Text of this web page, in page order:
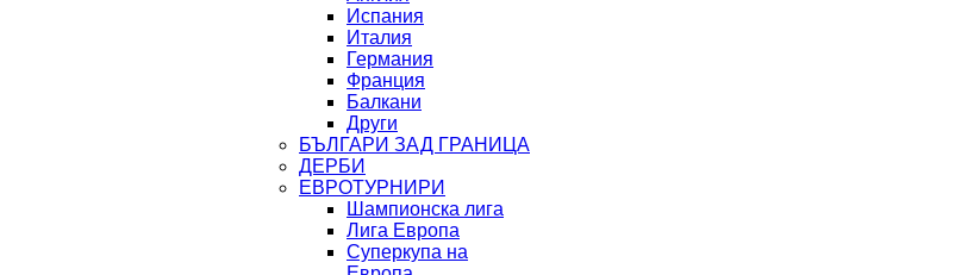
Испания
Италия
Германия
Франция
Балкани
Други
БЪЛГАРИ ЗАД ГРАНИЦА
ДЕРБИ
ЕВРОТУРНИРИ
Шампионска лига
Лига Европа
Суперкупа на